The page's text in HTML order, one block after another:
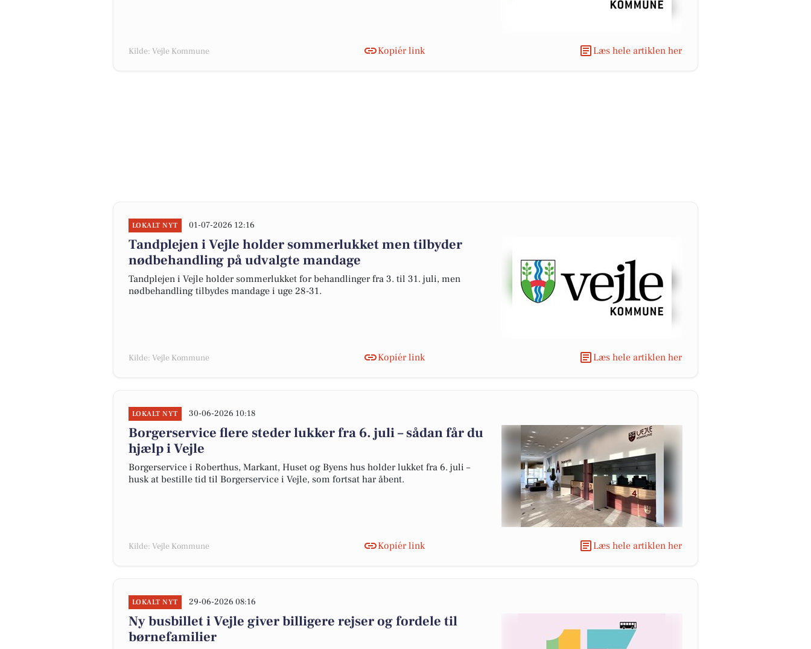
Kilde: Vejle Kommune Kopiér link Læs hele artiklen her
LOKALT NYT 01-07-2026 12:16
Tandplejen i Vejle holder sommerlukket men tilbyder
nødbehandling på udvalgte mandage
Tandplejen i Vejle holder sommerlukket for behandlinger fra 3. til 31. juli, men
nødbehandling tilbydes mandage i uge 28-31.
Kilde: Vejle Kommune Kopiér link Læs hele artiklen her
LOKALT NYT 30-06-2026 10:18
Borgerservice flere steder lukker fra 6. juli – sådan får du
hjælp i Vejle
Borgerservice i Roberthus, Markant, Huset og Byens hus holder lukket fra 6. juli –
husk at bestille tid til Borgerservice i Vejle, som fortsat har åbent.
Kilde: Vejle Kommune Kopiér link Læs hele artiklen her
LOKALT NYT 29-06-2026 08:16
Ny busbillet i Vejle giver billigere rejser og fordele til
børnefamilier